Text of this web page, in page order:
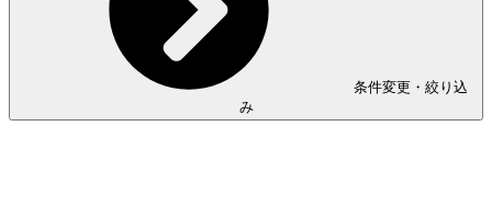
条件変更・絞り込
み